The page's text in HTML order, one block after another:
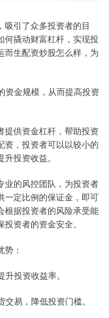
吸引了众多投资者的目
何撬动财富杠杆，实现投
而生配资炒股怎么样，为
资金规模，从而提高投资
提供资金杠杆，帮助投资
资，投资者可以以较小的
投资收益。
业的风控团队，为投资者
一定比例的保证金，即可
根据投资者的风险承受能
资者的资金安全。
：
投资收益率。
易，降低投资门槛。